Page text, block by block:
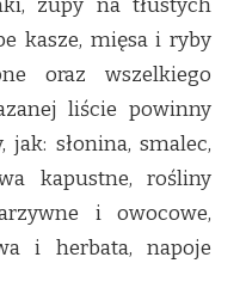
zupy na tłustych
kasze, mięsa i ryby
oraz wszelkiego
liście powinny
słonina, smalec,
kapustne, rośliny
i owocowe,
i herbata, napoje